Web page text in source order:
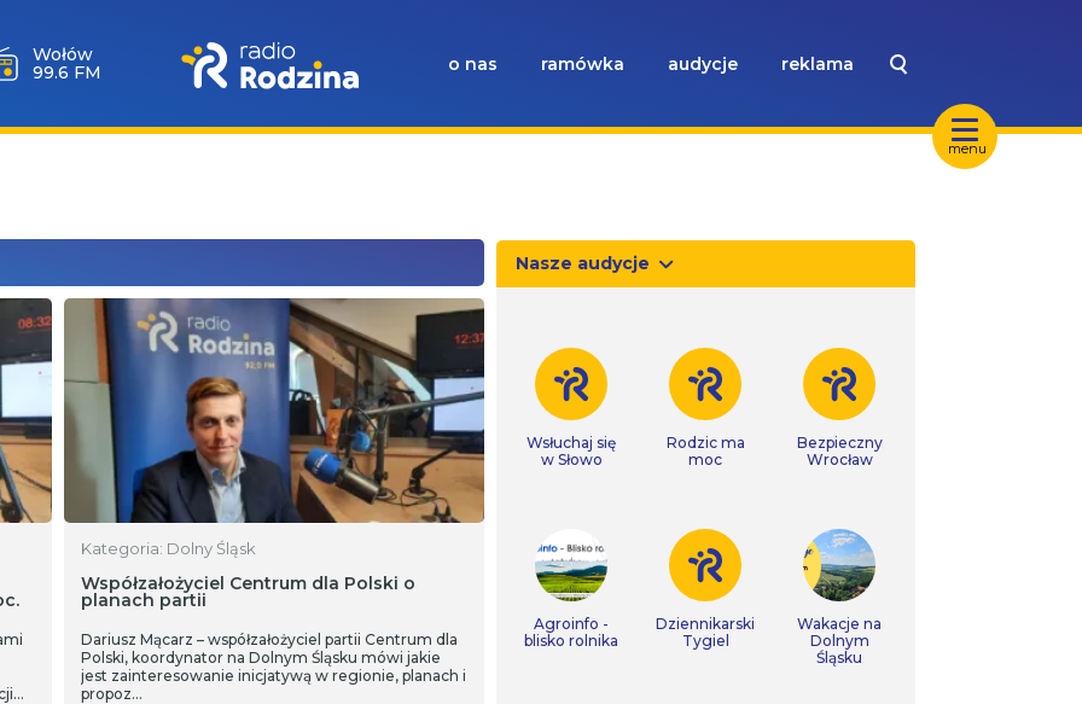
menu
Wołów
99.6 FM
o nas ramówka audycje reklama
Kategoria: Dolny Śląsk
Współzałożyciel Centrum dla Polski o
planach partii
Dariusz Mącarz – współzałożyciel partii Centrum dla
Polski, koordynator na Dolnym Śląsku mówi jakie
jest zainteresowanie inicjatywą w regionie, planach i
propoz…
Nasze audycje
Wsłuchaj się
w Słowo
Rodzic ma
moc
Bezpieczny
Wrocław
Agroinfo -
blisko rolnika
Dziennikarski
Tygiel
Wakacje na
Dolnym
Śląsku